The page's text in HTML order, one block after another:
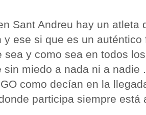
Sant Andreu hay un atleta
y ese si que es un
sea y como sea en todos
sin miedo a nada ni a nadie
como decían en la
participa siempre está